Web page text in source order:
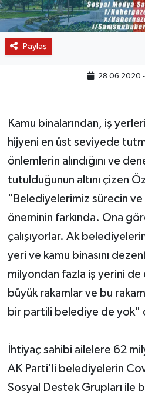
Paylaş
28.06.2020 -
Kamu binalarından, iş
hijyeni en üst seviyede
önlemlerin alındığını ve
tutulduğunun altını çizen
"Belediyelerimiz sürecin ve
öneminin farkında. Ona
çalışıyorlar. Ak
yeri ve kamu binasını
milyondan fazla iş yerini
büyük rakamlar ve bu
bir partili belediye de yok"
İhtiyaç sahibi ailelere 62
AK Parti'li belediyelerin
Sosyal Destek Grupları ile